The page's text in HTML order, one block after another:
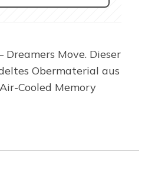
Move. Dieser
Obermaterial aus
Cooled Memory